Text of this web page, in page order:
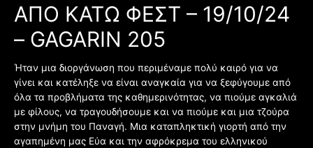
ΑΠΟ ΚΑΤΩ ΦΕΣΤ – 19/10/24
– GAGARIN 205
Ήταν μια διοργάνωση που περιμέναμε πολύ καιρό για να
γίνει και κατέληξε να είναι αναγκαία για να ξεφύγουμε από
όλα τα προβλήματα της καθημερινότητας, να πιούμε αγκαλιά
με φίλους, να τραγουδήσουμε και να πιούμε και μια τζούρα
στην μνήμη του Παναγή. Μια καταπληκτική γιορτή από την
αγαπημένη μας Εύα και την αφρόκρεμα του ελληνικού